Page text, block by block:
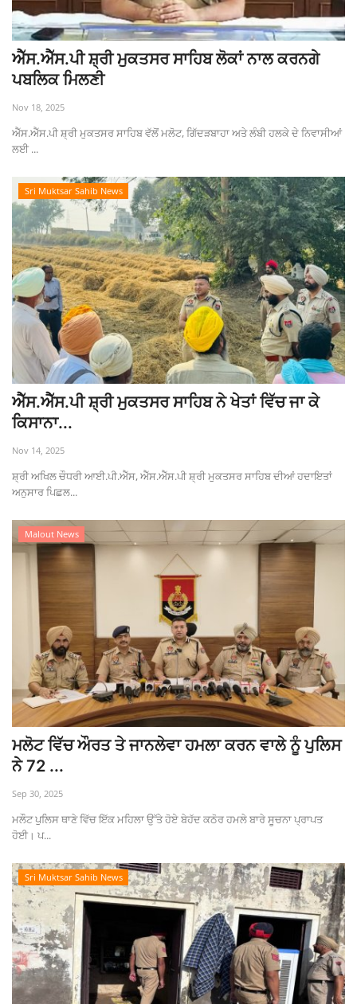
ਐੱਸ.ਐੱਸ.ਪੀ ਸ਼੍ਰੀ ਮੁਕਤਸਰ ਸਾਹਿਬ ਲੋਕਾਂ ਨਾਲ ਕਰਨਗੇ
ਪਬਲਿਕ ਮਿਲਣੀ
Nov 18, 2025
ਐੱਸ.ਐੱਸ.ਪੀ ਸ਼੍ਰੀ ਮੁਕਤਸਰ ਸਾਹਿਬ ਵੱਲੋਂ ਮਲੋਟ, ਗਿੱਦੜਬਾਹਾ ਅਤੇ ਲੰਬੀ ਹਲਕੇ ਦੇ ਨਿਵਾਸੀਆਂ
ਲਈ ...
Sri Muktsar Sahib News
ਐੱਸ.ਐੱਸ.ਪੀ ਸ਼੍ਰੀ ਮੁਕਤਸਰ ਸਾਹਿਬ ਨੇ ਖੇਤਾਂ ਵਿੱਚ ਜਾ ਕੇ
ਕਿਸਾਨਾ...
Nov 14, 2025
ਸ਼੍ਰੀ ਅਖਿਲ ਚੌਧਰੀ ਆਈ.ਪੀ.ਐੱਸ, ਐੱਸ.ਐੱਸ.ਪੀ ਸ਼੍ਰੀ ਮੁਕਤਸਰ ਸਾਹਿਬ ਦੀਆਂ ਹਦਾਇਤਾਂ
ਅਨੁਸਾਰ ਪਿਛਲ...
Malout News
ਮਲੋਟ ਵਿੱਚ ਔਰਤ ਤੇ ਜਾਨਲੇਵਾ ਹਮਲਾ ਕਰਨ ਵਾਲੇ ਨੂੰ ਪੁਲਿਸ
ਨੇ 72 ...
Sep 30, 2025
ਮਲੌਟ ਪੁਲਿਸ ਥਾਣੇ ਵਿੱਚ ਇੱਕ ਮਹਿਲਾ ਉੱਤੇ ਹੋਏ ਬੇਹੱਦ ਕਠੋਰ ਹਮਲੇ ਬਾਰੇ ਸੂਚਨਾ ਪ੍ਰਾਪਤ
ਹੋਈ। ਪ...
Sri Muktsar Sahib News